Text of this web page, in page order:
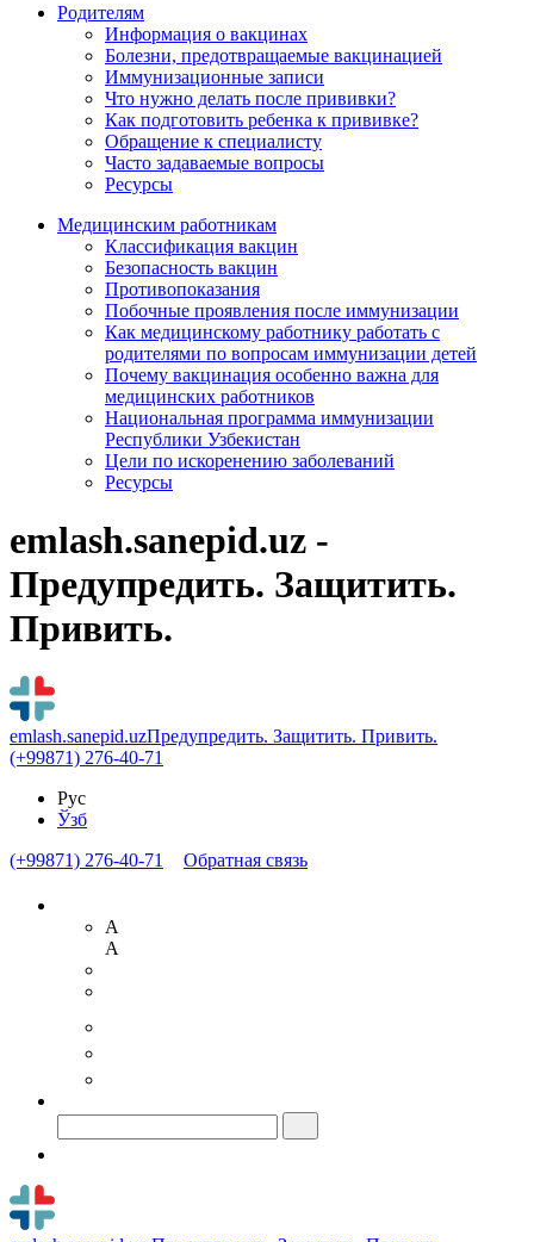
Родителям
Информация о вакцинах
Болезни, предотвращаемые вакцинацией
Иммунизационные записи
Что нужно делать после прививки?
Как подготовить ребенка к прививке?
Обращение к специалисту
Часто задаваемые вопросы
Ресурсы
Медицинским работникам
Классификация вакцин
Безопасность вакцин
Противопоказания
Побочные проявления после иммунизации
Как медицинскому работнику работать с
родителями по вопросам иммунизации детей
Почему вакцинация особенно важна для
медицинских работников
Национальная программа иммунизации
Республики Узбекистан
Цели по искоренению заболеваний
Ресурсы
emlash.sanepid.uz -
Предупредить. Защитить.
Привить.
emlash.sanepid.uzПредупредить. Защитить. Привить.
(+99871) 276-40-71
Рус
Ўзб
(+99871) 276-40-71
Обратная связь
A
A